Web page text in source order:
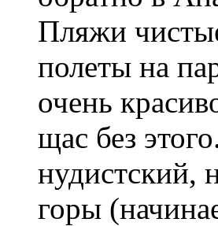
Пляжи
полеты на
очень
щас без
нудистский,
горы